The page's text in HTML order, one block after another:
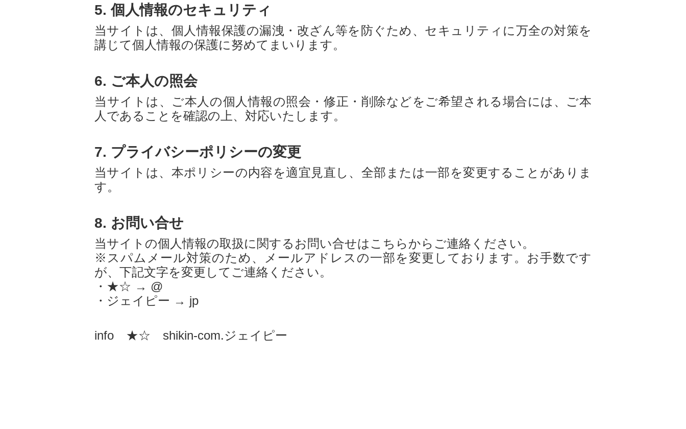
5. 個人情報のセキュリティ
当サイトは、個人情報保護の漏洩・改ざん等を防ぐため、セキュリティに万全の対策を
講じて個人情報の保護に努めてまいります。
6. ご本人の照会
当サイトは、ご本人の個人情報の照会・修正・削除などをご希望される場合には、ご本
人であることを確認の上、対応いたします。
7. プライバシーポリシーの変更
当サイトは、本ポリシーの内容を適宜見直し、全部または一部を変更することがありま
す。
8. お問い合せ
当サイトの個人情報の取扱に関するお問い合せはこちらからご連絡ください。
※スパムメール対策のため、メールアドレスの一部を変更しております。お手数です
が、下記文字を変更してご連絡ください。
・★☆ → @
・ジェイピー → jp
info ★☆ shikin-com.ジェイピー